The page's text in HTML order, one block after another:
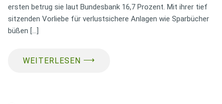
ersten betrug sie laut Bundesbank 16,7 Prozent. Mit ihrer tief
sitzenden Vorliebe für verlustsichere Anlagen wie Sparbücher
büßen […]
WEITERLESEN ⟶